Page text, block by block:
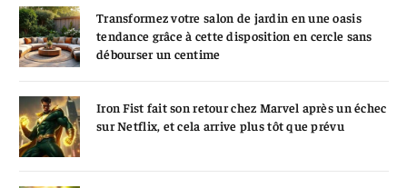
Transformez votre salon de jardin en une oasis
tendance grâce à cette disposition en cercle sans
débourser un centime
Iron Fist fait son retour chez Marvel après un échec
sur Netflix, et cela arrive plus tôt que prévu